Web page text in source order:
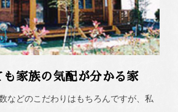
も家族の気配が分かる家
などのこだわりはもちろんですが、私